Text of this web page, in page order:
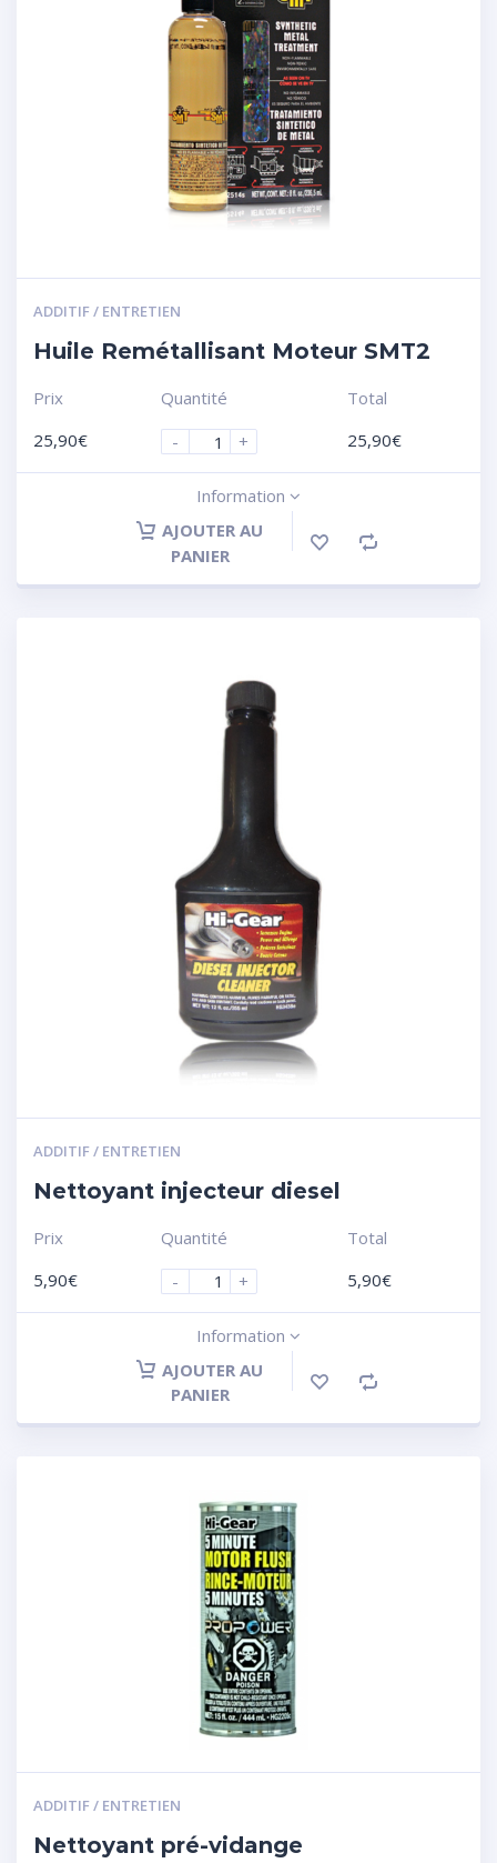
ADDITIF / ENTRETIEN
Huile Remétallisant Moteur SMT2
Prix
25,90€
Quantité
-
+
Total
25,90€
Information
AJOUTER AU
PANIER
ADDITIF / ENTRETIEN
Nettoyant injecteur diesel
Prix
5,90€
Quantité
-
+
Total
5,90€
Information
AJOUTER AU
PANIER
ADDITIF / ENTRETIEN
Nettoyant pré-vidange